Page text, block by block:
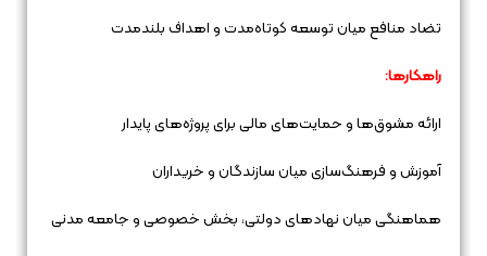
تضاد منافع میان توسعه کوتاه‌مدت و اهداف بلندمدت
راهکارها:
ارائه مشوق‌ها و حمایت‌های مالی برای پروژه‌های پایدار
آموزش و فرهنگ‌سازی میان سازندگان و خریداران
هماهنگی میان نهادهای دولتی، بخش خصوصی و جامعه مدنی